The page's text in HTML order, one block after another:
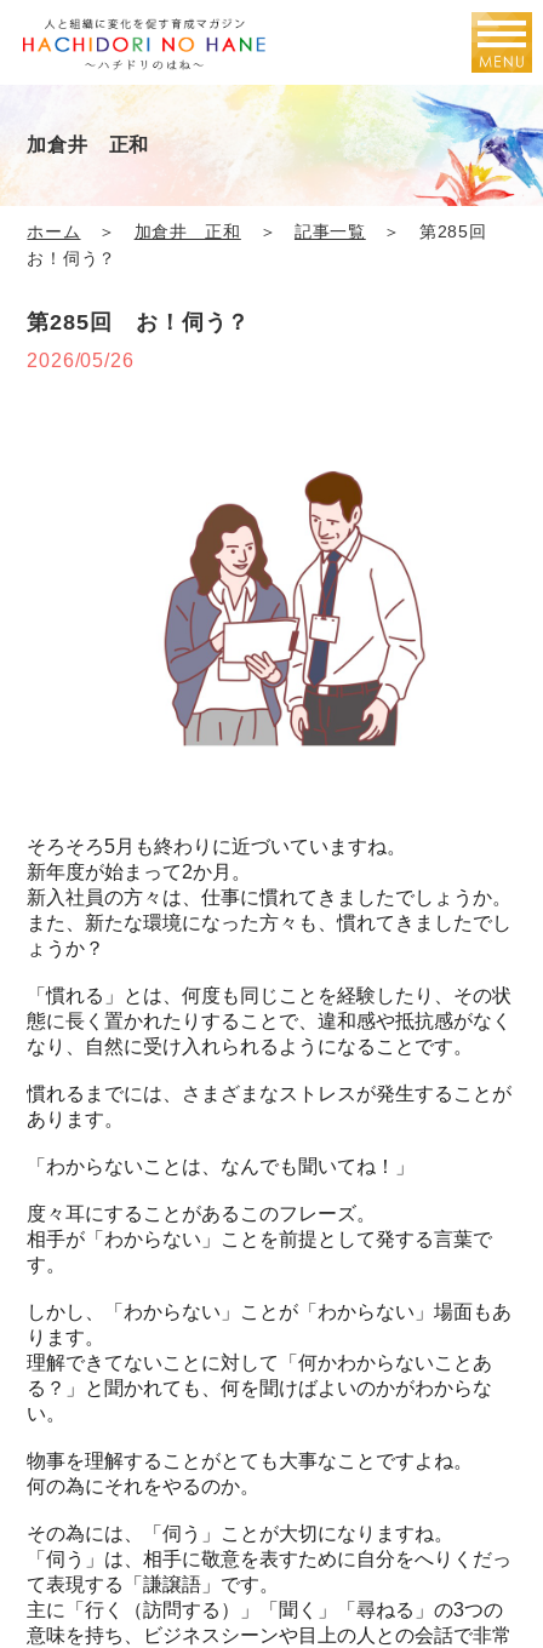
加倉井 正和
ホーム ＞ 加倉井 正和 ＞ 記事一覧 ＞ 第285回
お！伺う？
第285回 お！伺う？
2026/05/26
そろそろ5月も終わりに近づいていますね。
新年度が始まって2か月。
新入社員の方々は、仕事に慣れてきましたでしょうか。
また、新たな環境になった方々も、慣れてきましたでし
ょうか？
「慣れる」とは、何度も同じことを経験したり、その状
態に長く置かれたりすることで、違和感や抵抗感がなく
なり、自然に受け入れられるようになることです。
慣れるまでには、さまざまなストレスが発生することが
あります。
「わからないことは、なんでも聞いてね！」
度々耳にすることがあるこのフレーズ。
相手が「わからない」ことを前提として発する言葉で
す。
しかし、「わからない」ことが「わからない」場面もあ
ります。
理解できてないことに対して「何かわからないことあ
る？」と聞かれても、何を聞けばよいのかがわからな
い。
物事を理解することがとても大事なことですよね。
何の為にそれをやるのか。
その為には、「伺う」ことが大切になりますね。
「伺う」は、相手に敬意を表すために自分をへりくだっ
て表現する「謙譲語」です。
主に「行く（訪問する）」「聞く」「尋ねる」の3つの
意味を持ち、ビジネスシーンや目上の人との会話で非常